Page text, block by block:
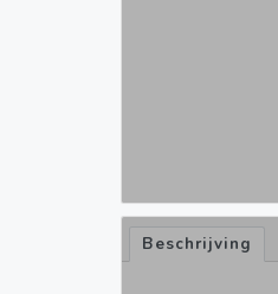
Beschrijving